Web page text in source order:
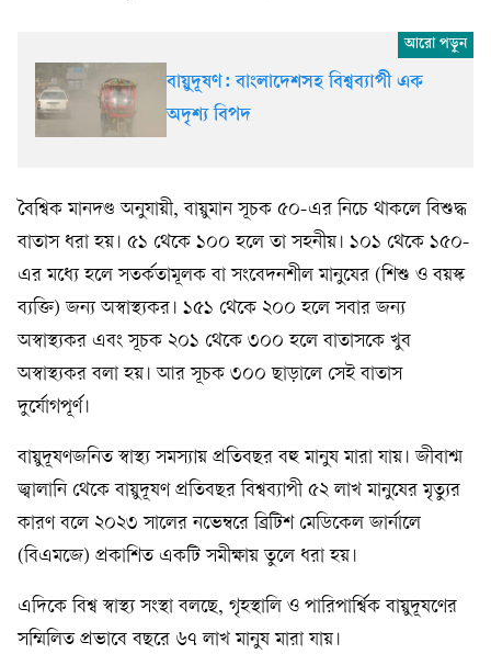
বায়ুদূষণ: বাংলাদেশসহ বিশ্বব্যাপী এক
অদৃশ্য বিপদ
বৈশ্বিক মানদণ্ড অনুযায়ী, বায়ুমান সূচক ৫০-এর নিচে থাকলে বিশুদ্ধ
বাতাস ধরা হয়। ৫১ থেকে ১০০ হলে তা সহনীয়। ১০১ থেকে ১৫০-
এর মধ্যে হলে সতর্কতামূলক বা সংবেদনশীল মানুষের (শিশু ও বয়স্ক
ব্যক্তি) জন্য অস্বাস্থ্যকর। ১৫১ থেকে ২০০ হলে সবার জন্য
অস্বাস্থ্যকর এবং সূচক ২০১ থেকে ৩০০ হলে বাতাসকে খুব
অস্বাস্থ্যকর বলা হয়। আর সূচক ৩০০ ছাড়ালে সেই বাতাস
দুর্যোগপূর্ণ।
বায়ুদূষণজনিত স্বাস্থ্য সমস্যায় প্রতিবছর বহু মানুষ মারা যায়। জীবাশ্ম
জ্বালানি থেকে বায়ুদূষণ প্রতিবছর বিশ্বব্যাপী ৫২ লাখ মানুষের মৃত্যুর
কারণ বলে ২০২৩ সালের নভেম্বরে ব্রিটিশ মেডিকেল জার্নালে
(বিএমজে) প্রকাশিত একটি সমীক্ষায় তুলে ধরা হয়।
এদিকে বিশ্ব স্বাস্থ্য সংস্থা বলছে, গৃহস্থালি ও পারিপার্শ্বিক বায়ুদূষণের
সম্মিলিত প্রভাবে বছরে ৬৭ লাখ মানুষ মারা যায়।